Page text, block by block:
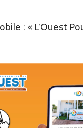
: « L’Ouest